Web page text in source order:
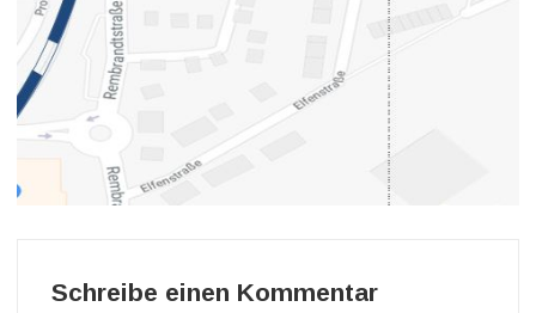
Schreibe einen Kommentar